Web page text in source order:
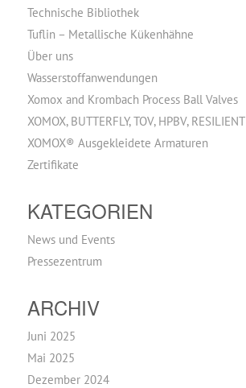
Technische Bibliothek
Tuflin – Metallische Kükenhähne
Über uns
Wasserstoffanwendungen
Xomox and Krombach Process Ball Valves
XOMOX, BUTTERFLY, TOV, HPBV, RESILIENT
XOMOX® Ausgekleidete Armaturen
Zertifikate
KATEGORIEN
News und Events
Pressezentrum
ARCHIV
Juni 2025
Mai 2025
Dezember 2024